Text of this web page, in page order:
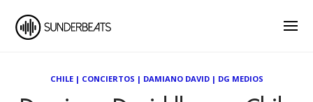
CHILE| CONCIERTOS | DAMIANO DAVID| DG MEDIOS